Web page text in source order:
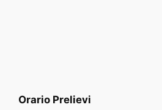
Orario Prelievi